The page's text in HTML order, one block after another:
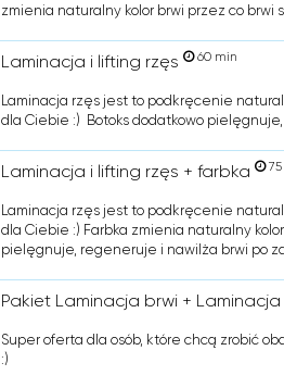
zmienia naturalny kolor brwi przez co brwi
Laminacja i lifting rzęs 60 min
Laminacja rzęs jest to podkręcenie
dla Ciebie :) Botoks dodatkowo
Laminacja i lifting rzęs + farbka 75
Laminacja rzęs jest to podkręcenie
dla Ciebie :) Farbka zmienia naturalny
pielęgnuje, regeneruje i nawilża brwi po
Pakiet Laminacja brwi +
Super oferta dla osób, które chcą zrobić
:)